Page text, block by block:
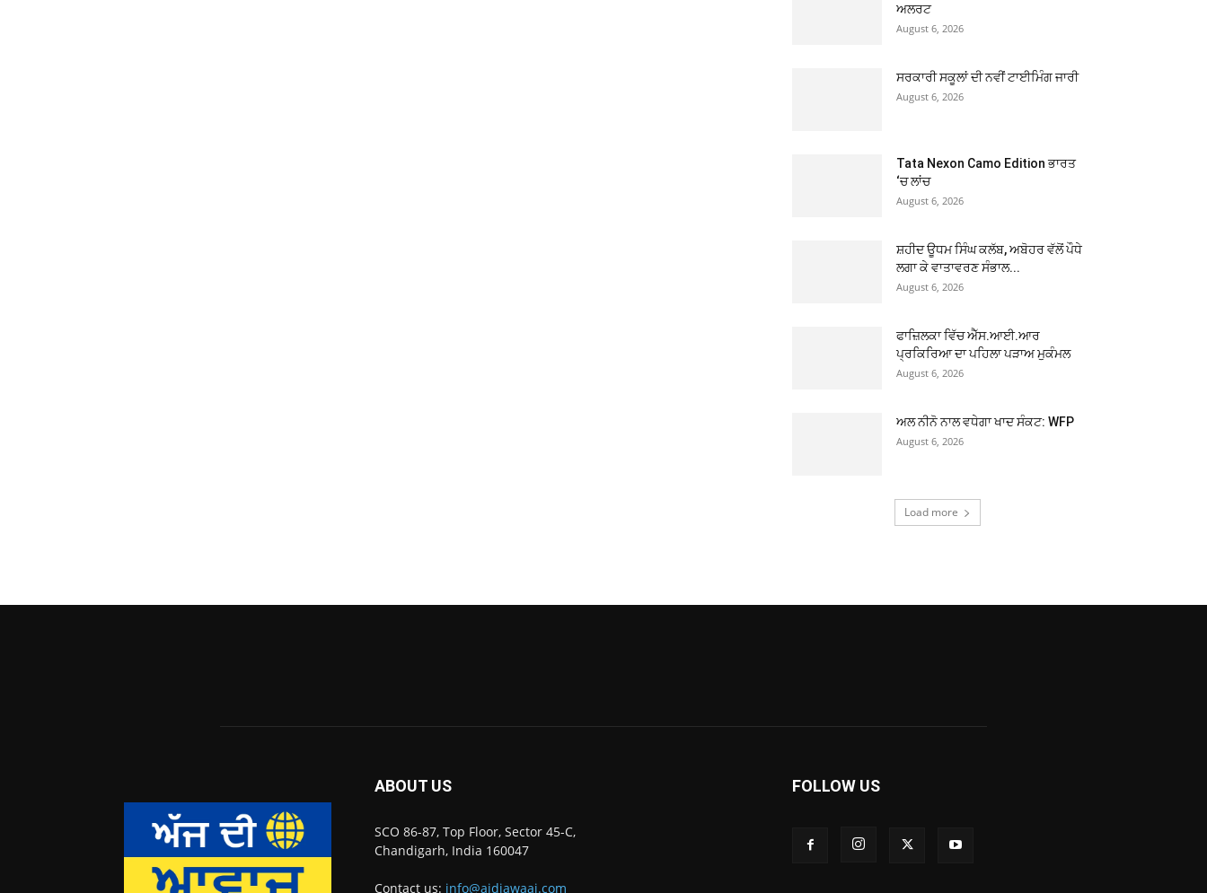
ਅਲਰਟ
August 6, 2026
ਸਰਕਾਰੀ ਸਕੂਲਾਂ ਦੀ ਨਵੀਂ ਟਾਈਮਿੰਗ ਜਾਰੀ
August 6, 2026
Tata Nexon Camo Edition ਭਾਰਤ
‘ਚ ਲਾਂਚ
August 6, 2026
ਸ਼ਹੀਦ ਊਧਮ ਸਿੰਘ ਕਲੱਬ, ਅਬੋਹਰ ਵੱਲੋਂ ਪੌਧੇ
ਲਗਾ ਕੇ ਵਾਤਾਵਰਣ ਸੰਭਾਲ...
August 6, 2026
ਫਾਜ਼ਿਲਕਾ ਵਿੱਚ ਐੱਸ.ਆਈ.ਆਰ
ਪ੍ਰਕਿਰਿਆ ਦਾ ਪਹਿਲਾ ਪੜਾਅ ਮੁਕੰਮਲ
August 6, 2026
ਅਲ ਨੀਨੋ ਨਾਲ ਵਧੇਗਾ ਖਾਦ ਸੰਕਟ: WFP
August 6, 2026
Load more
ABOUT US
SCO 86-87, Top Floor, Sector 45-C,
Chandigarh, India 160047
Contact us: info@ajdiawaaj.com
FOLLOW US